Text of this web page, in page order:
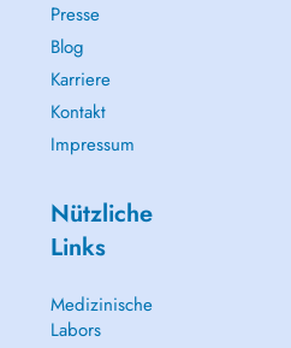
Presse
Blog
Karriere
Kontakt
Impressum
Nützliche
Links
Medizinische
Labors